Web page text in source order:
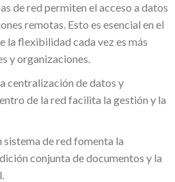
de red permiten el acceso a datos
remotas. Esto es esencial en el
la flexibilidad cada vez es más
y organizaciones.
centralización de datos y
de la red facilita la gestión y la
sistema de red fomenta la
conjunta de documentos y la